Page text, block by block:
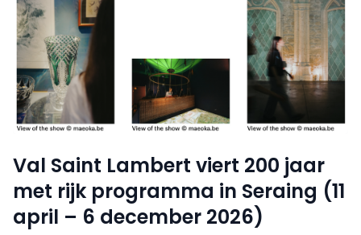
Val Saint Lambert viert 200 jaar
met rijk programma in Seraing (11
april – 6 december 2026)